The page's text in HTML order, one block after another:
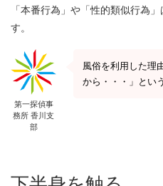
「本番行為」や「性的類似行為
す。
第一探偵事
務所 香川支
部
風俗を利用した理
から・・・」とい